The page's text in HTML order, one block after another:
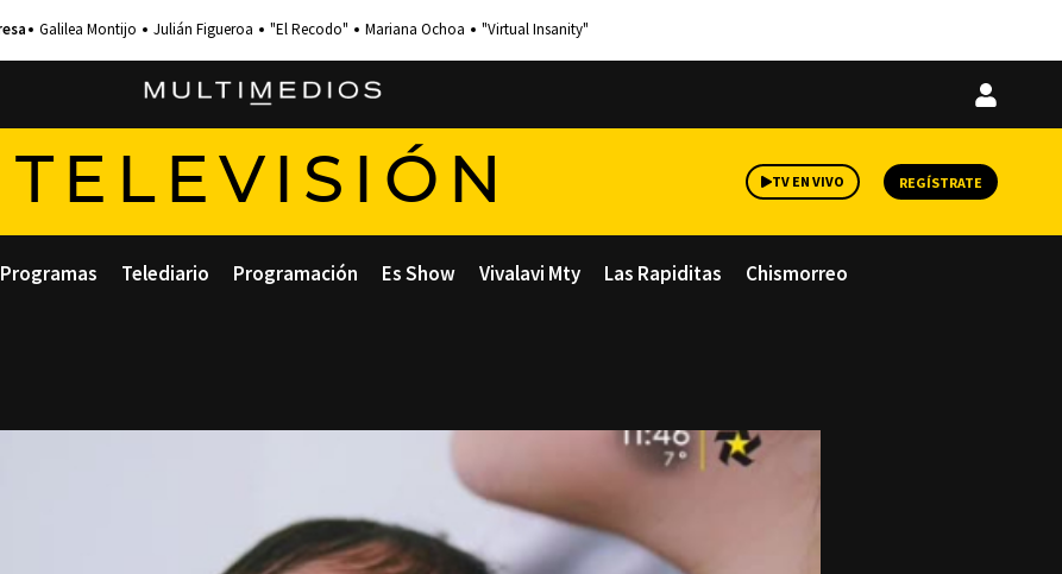
Galilea Montijo Julián Figueroa "El Recodo" Mariana Ochoa "Virtual Insanity"
Iniciar
TELEVISIÓN TV EN VIVO REGÍSTRATE
Programas Telediario Programación Es Show Vivalavi Mty Las Rapiditas Chismorreo